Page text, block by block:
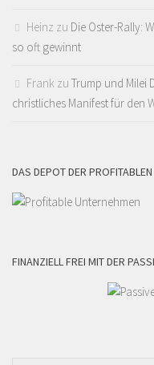
Heinz zu Die Oster-Rally:
so oft gewinnt
Frank zu Trump und Milei
christliches Manifest für den
DAS DEPOT DER
FINANZIELL FREI MIT DER